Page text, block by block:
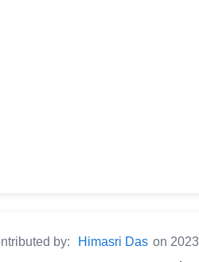
by: Himasri Das on